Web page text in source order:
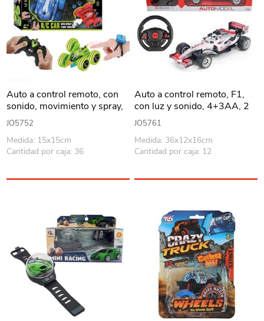
Auto a control remoto, con
sonido, movimiento y spray,
giro 360º USB 2AA, en caja,
varios colores
JO5752
Medida: 15x15cm
Cantidad por caja: 36
Auto a control remoto, F1,
con luz y sonido, 4+3AA, 2
colores en caja
JO5761
Medida: 36x12x16cm
Cantidad por caja: 12